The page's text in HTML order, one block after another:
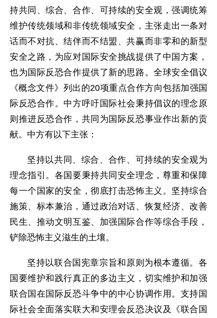
持共同、综合、合作、可持续的安全观，强调统筹
维护传统领域和非传统领域安全，主张走出一条对
话而不对抗、结伴而不结盟、共赢而非零和的新型
安全之路，为应对国际安全挑战提供了中国方案，
也为国际反恐合作提供了新的思路。全球安全倡议
《概念文件》列出的20项重点合作方向包括加强国
际反恐合作。中方呼吁国际社会秉持倡议的理念原
则推进反恐合作，共同为国际反恐事业作出新的贡
献。中方有以下主张：
坚持以共同、综合、合作、可持续的安全观为
理念指引。各国要秉持共同安全理念，尊重和保障
每一个国家的安全，彻底打击恐怖主义。坚持综合
施策、标本兼治，通过政治对话、恢复经济、改善
民生、推动文明互鉴、加强国际合作等综合手段，
铲除恐怖主义滋生的土壤。
坚持以联合国宪章宗旨和原则为根本遵循。各
国要维护和践行真正的多边主义，切实维护和加强
联合国在国际反恐斗争中的中心协调作用。支持国
际社会全面落实联大和安理会反恐决议及《联合国